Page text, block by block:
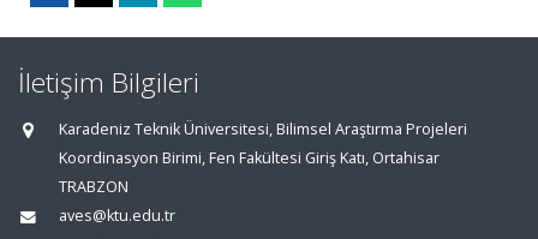
İletişim Bilgileri
Karadeniz Teknik Üniversitesi, Bilimsel Araştırma Projeleri
Koordinasyon Birimi, Fen Fakültesi Giriş Katı, Ortahisar
TRABZON
aves@ktu.edu.tr